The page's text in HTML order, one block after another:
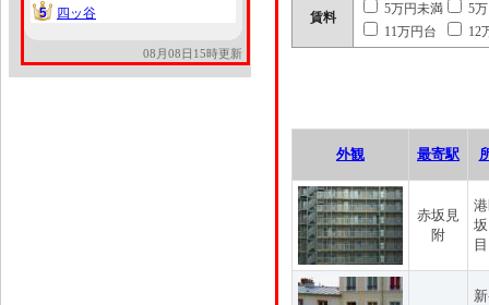
5
5 四ッ谷
08月08日15時更新
賃料
5万円未満
5
11万円台
12
外観 最寄駅
赤坂見
附
目